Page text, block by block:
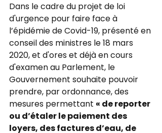
Dans le cadre du projet de loi
d'urgence pour faire face à
l’épidémie de Covid-19, présenté en
conseil des ministres le 18 mars
2020, et d'ores et déjà en cours
d'examen au Parlement, le
Gouvernement souhaite pouvoir
prendre, par ordonnance, des
mesures permettant « de reporter
ou d’étaler le paiement des
loyers, des factures d’eau, de